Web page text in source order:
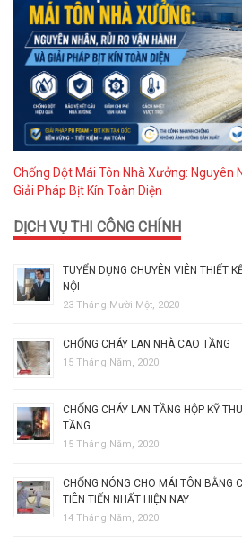
Chống Dột Mái Tôn Nhà Xưởng: Nguyên
Giải Pháp Bịt Kín Toàn Diện
DỊCH VỤ THI CÔNG CHÍNH
TUYỂN DỤNG CHUYÊN VIÊN THIẾT
NỘI
23 Tháng Mười Một, 2020
CHỐNG CHÁY LAN NHÀ CAO TẦNG
15 Tháng Năm, 2020
CHỐNG CHÁY LAN TẦNG HỘP KỸ
TẦNG
15 Tháng Năm, 2020
CHỐNG NÓNG CHO MÁI TÔN BẰNG
TIÊN TIẾN NHẤT HIỆN NAY
14 Tháng Năm, 2020